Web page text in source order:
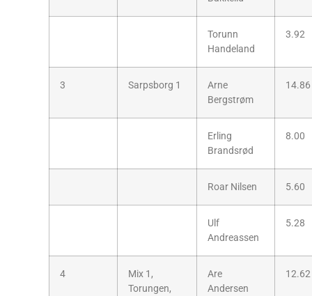
Torunn
Handeland
3.92
3 Sarpsborg 1
Arne
Bergstrøm
14.86
Erling
Brandsrød
8.00
Roar Nilsen 5.60
Ulf
Andreassen
5.28
4
Mix 1,
Torungen,
Are
Andersen
12.62